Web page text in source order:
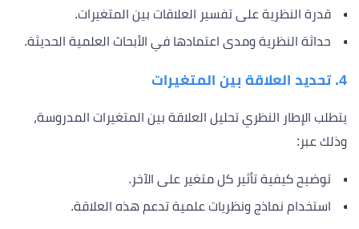
قدرة النظرية على تفسير العلاقات بين المتغيرات.
حداثة النظرية ومدى اعتمادها في الأبحاث العلمية الحديثة.
4. تحديد العلاقة بين المتغيرات
يتطلب الإطار النظري تحليل العلاقة بين المتغيرات المدروسة،
وذلك عبر:
توضيح كيفية تأثير كل متغير على الآخر.
استخدام نماذج ونظريات علمية تدعم هذه العلاقة.